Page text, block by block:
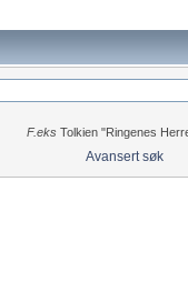
F.eks Tolkien "Ringenes
Avansert søk